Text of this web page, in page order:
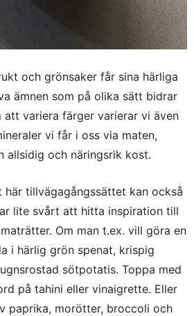
och grönsaker får sina härliga
ämnen som på olika sätt bidrar
att variera färger varierar vi även
vi får i oss via maten,
och näringsrik kost.
här tillvägagångssättet kan också
lite svårt att hitta inspiration till
Om man t.ex. vill göra en
i härlig grön spenat, krispig
sötpotatis. Toppa med
på tahini eller vinaigrette. Eller
paprika, morötter, broccoli och